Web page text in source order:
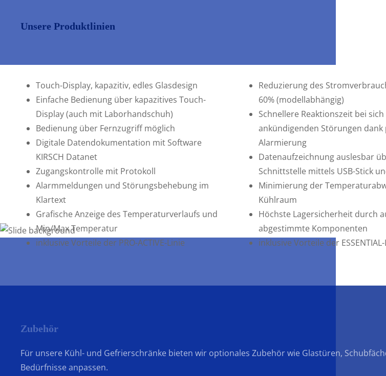
Temperaturstabilität
Jeder Schrank läuft vor dem Versand
stundenlang Probe. Für Ihre Lagersicherheit.
Mit Prüfzertifikat.
Mehr informationen
Unsere Produktlinien
Touch-Display, kapazitiv, edles Glasdesign
Einfache Bedienung über kapazitives Touch-
Display (auch mit Laborhandschuh)
Bedienung über Fernzugriff möglich
Digitale Datendokumentation mit Software
KIRSCH Datanet
Zugangskontrolle mit Protokoll
Alarmmeldungen und Störungsbehebung im
Klartext
Grafische Anzeige des Temperaturverlaufs und
Min/Max Temperatur
inklusive Vorteile der PRO-ACTIVE-Linie
Reduzierung des
60% (modellabhängig)
Schnellere Reaktionszeit bei sich
ankündigenden Störungen
Alarmierung
Datenaufzeichnung auslesbar
Schnittstelle mittels USB-Stick
Minimierung der
Kühlraum
Höchste Lagersicherheit durch
abgestimmte Komponenten
inklusive Vorteile der
Zubehör
Für unsere Kühl- und Gefrierschränke bieten wir optionales Zubehör wie Glastüren,
Bedürfnisse anpassen.